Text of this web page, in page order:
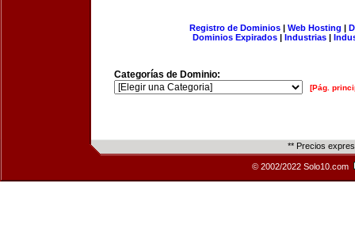
Registro de Dominios| Web Hosting |
Dominios Expirados | Industrias |
Categorías de Dominio:
[Pág.
** Precios
© 2002/2022 Solo10.com